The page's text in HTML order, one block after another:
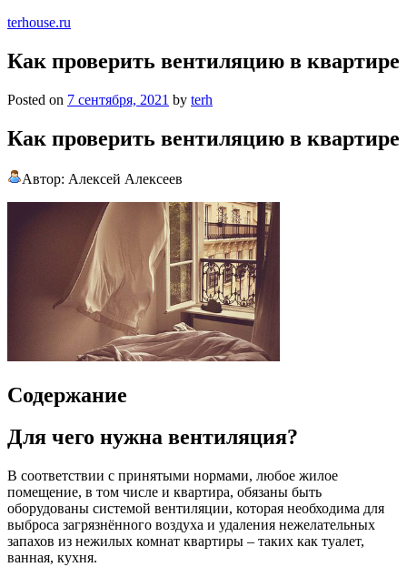
terhouse.ru
Как проверить вентиляцию в квартире
Posted on 7 сентября, 2021 by terh
Как проверить вентиляцию в квартире
Автор: Алексей Алексеев
Содержание
Для чего нужна вентиляция?
В соответствии с принятыми нормами, любое жилое
помещение, в том числе и квартира, обязаны быть
оборудованы системой вентиляции, которая необходима для
выброса загрязнённого воздуха и удаления нежелательных
запахов из нежилых комнат квартиры – таких как туалет,
ванная, кухня.